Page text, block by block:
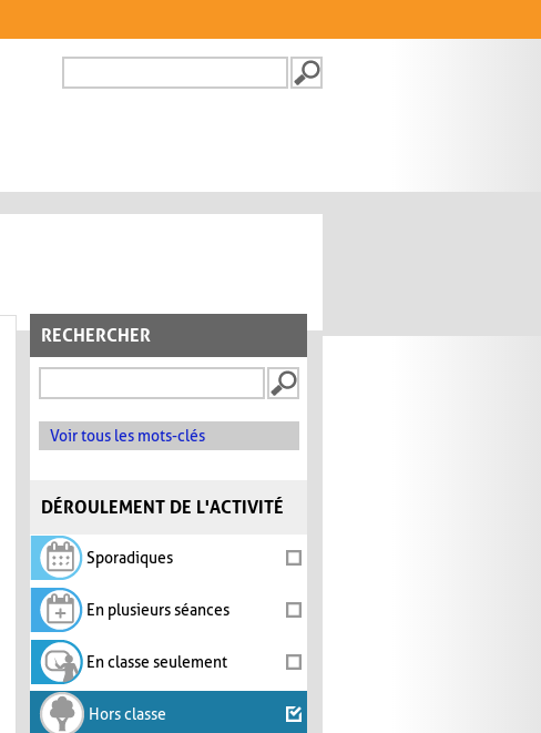
FORMULAIRE DE
RECHERCHER
Voir tous les mots-clés
DÉROULEMENT DE L'ACTIVITÉ
Sporadiques
En plusieurs séances
En classe seulement
Hors classe